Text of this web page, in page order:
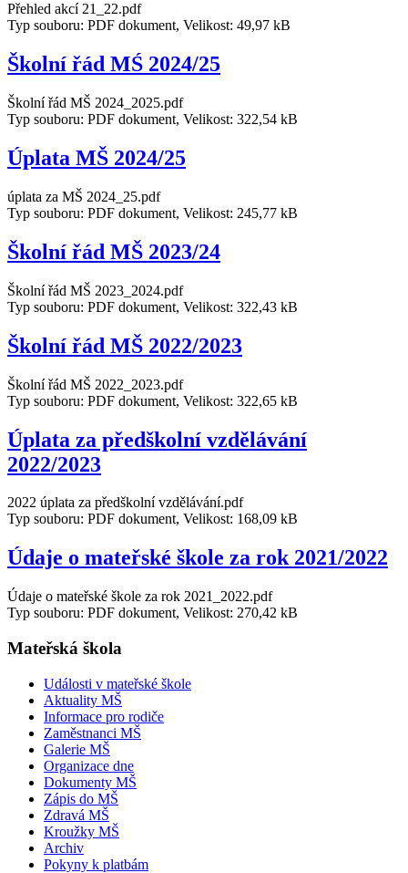
Přehled akcí 21_22.pdf
Typ souboru: PDF dokument, Velikost: 49,97 kB
Školní řád MŚ 2024/25
Školní řád MŠ 2024_2025.pdf
Typ souboru: PDF dokument, Velikost: 322,54 kB
Úplata MŠ 2024/25
úplata za MŠ 2024_25.pdf
Typ souboru: PDF dokument, Velikost: 245,77 kB
Školní řád MŠ 2023/24
Školní řád MŠ 2023_2024.pdf
Typ souboru: PDF dokument, Velikost: 322,43 kB
Školní řád MŠ 2022/2023
Školní řád MŠ 2022_2023.pdf
Typ souboru: PDF dokument, Velikost: 322,65 kB
Úplata za předškolní vzdělávání
2022/2023
2022 úplata za předškolní vzdělávání.pdf
Typ souboru: PDF dokument, Velikost: 168,09 kB
Údaje o mateřské škole za rok 2021/2022
Údaje o mateřské škole za rok 2021_2022.pdf
Typ souboru: PDF dokument, Velikost: 270,42 kB
Mateřská škola
Události v mateřské škole
Aktuality MŠ
Informace pro rodiče
Zaměstnanci MŠ
Galerie MŠ
Organizace dne
Dokumenty MŠ
Zápis do MŠ
Zdravá MŠ
Kroužky MŠ
Archiv
Pokyny k platbám